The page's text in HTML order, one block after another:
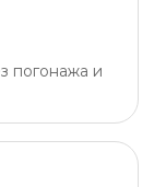
погонажа и